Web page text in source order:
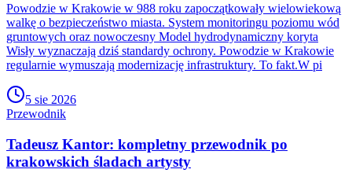
Powodzie w Krakowie w 988 roku zapoczątkowały wielowiekową
walkę o bezpieczeństwo miasta. System monitoringu poziomu wód
gruntowych oraz nowoczesny Model hydrodynamiczny koryta
Wisły wyznaczają dziś standardy ochrony. Powodzie w Krakowie
regularnie wymuszają modernizację infrastruktury. To fakt.W pi
5 sie 2026
Przewodnik
Tadeusz Kantor: kompletny przewodnik po
krakowskich śladach artysty